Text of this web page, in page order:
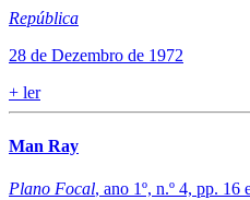
República
28 de Dezembro de 1972
+ ler
Man Ray
Plano Focal, ano 1º, n.º 4, pp. 16